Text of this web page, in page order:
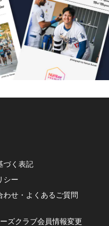
づく表記
シー
わせ・よくあるご質問
ズクラブ会員情報変更